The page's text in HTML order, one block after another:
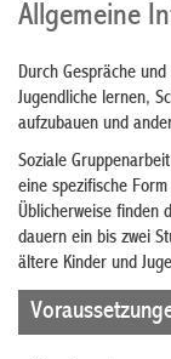
Allgemeine
Durch Gespräche
Jugendliche lernen,
aufzubauen und
Soziale
eine spezifische
Üblicherweise finden
dauern ein bis zwei
ältere Kinder und